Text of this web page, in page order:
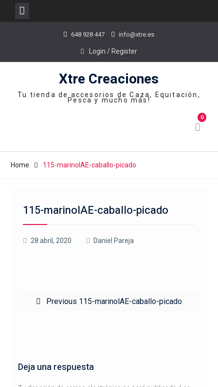
648 928 447 info@xtre.es
Login / Register
Xtre Creaciones
Tu tienda de accesorios de Caza, Equitación,
Pesca y mucho más!
0
Home 115-marinolAE-caballo-picado
115-marinolAE-caballo-picado
28 abril, 2020 Daniel Pareja
Previous Previous
115-marinolAE-caballo-picado
Deja una respuesta